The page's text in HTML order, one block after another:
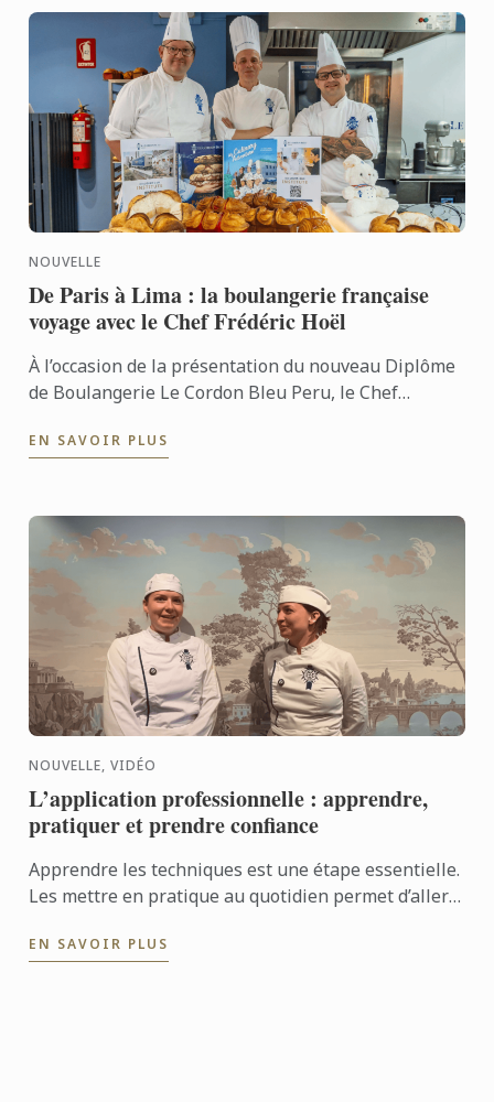
NOUVELLE
De Paris à Lima : la boulangerie française
voyage avec le Chef Frédéric Hoël
À l’occasion de la présentation du nouveau Diplôme
de Boulangerie Le Cordon Bleu Peru, le Chef
savoir-faire de ...
EN SAVOIR PLUS
NOUVELLE, VIDÉO
L’application professionnelle : apprendre,
pratiquer et prendre confiance
Apprendre les techniques est une étape essentielle.
Les mettre en pratique au quotidien permet d’aller
les ...
EN SAVOIR PLUS